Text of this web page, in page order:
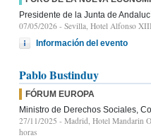
Presidente de la Junta de
07/05/2026 - Sevilla, Hotel Alfonso
Información del evento
Pablo Bustinduy
FÓRUM EUROPA
Ministro de Derechos Sociales,
27/11/2025 - Madrid, Hotel Mandarin
horas